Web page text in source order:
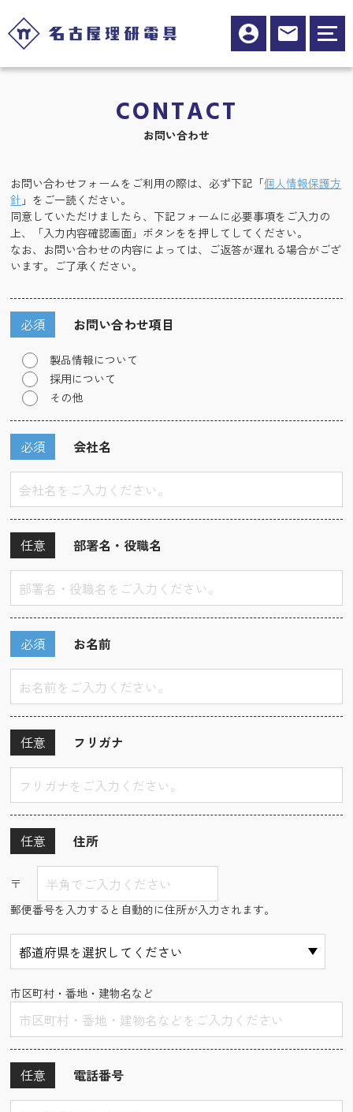
CONTACT
お問い合わせ
お問い合わせフォームをご利用の際は、必ず下記「個人情報保護方
針 」をご一読ください。
同意していただけましたら、下記フォームに必要事項をご入力の
上、「入力内容確認画面」ボタンをを押してしてください。
なお、お問い合わせの内容によっては、ご返答が遅れる場合がござ
います。ご了承ください。
お問い合わせ項目
必須
製品情報について
採用について
その他
会社名
必須
部署名・役職名
任意
お名前
必須
フリガナ
任意
住所
任意
〒
郵便番号を入力すると自動的に住所が入力されます。
市区町村・番地・建物名など
電話番号
任意